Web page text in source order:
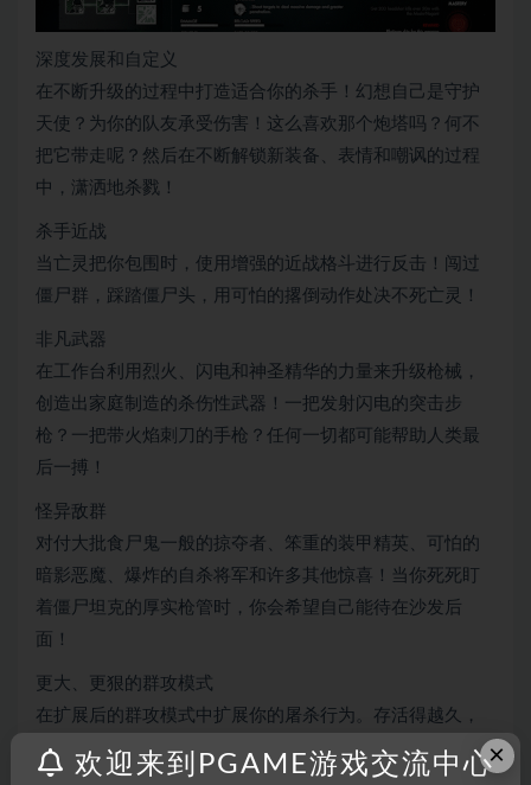
深度发展和自定义
在不断升级的过程中打造适合你的杀手！幻想自己是守护
天使？为你的队友承受伤害！这么喜欢那个炮塔吗？何不
把它带走呢？然后在不断解锁新装备、表情和嘲讽的过程
中，潇洒地杀戮！
杀手近战
当亡灵把你包围时，使用增强的近战格斗进行反击！闯过
僵尸群，踩踏僵尸头，用可怕的撂倒动作处决不死亡灵！
非凡武器
在工作台利用烈火、闪电和神圣精华的力量来升级枪械，
创造出家庭制造的杀伤性武器！一把发射闪电的突击步
枪？一把带火焰刺刀的手枪？任何一切都可能帮助人类最
后一搏！
怪异敌群
对付大批食尸鬼一般的掠夺者、笨重的装甲精英、可怕的
暗影恶魔、爆炸的自杀将军和许多其他惊喜！当你死死盯
着僵尸坦克的厚实枪管时，你会希望自己能待在沙发后
面！
更大、更狠的群攻模式
在扩展后的群攻模式中扩展你的屠杀行为。存活得越久，
地图就会变得越大。在不加入不死亡灵的情况下，你能反
击多久？
×
欢迎来到PGAME游戏交流中心